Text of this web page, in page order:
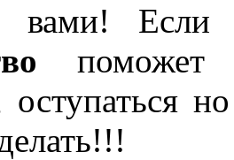
Если
оступаться